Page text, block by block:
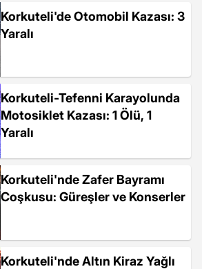
Korkuteli'de Otomobil Kazası: 3
Yaralı
Korkuteli-Tefenni Karayolunda
Motosiklet Kazası: 1 Ölü, 1
Yaralı
Korkuteli'nde Zafer Bayramı
Coşkusu: Güreşler ve Konserler
Korkuteli'nde Altın Kiraz Yağlı